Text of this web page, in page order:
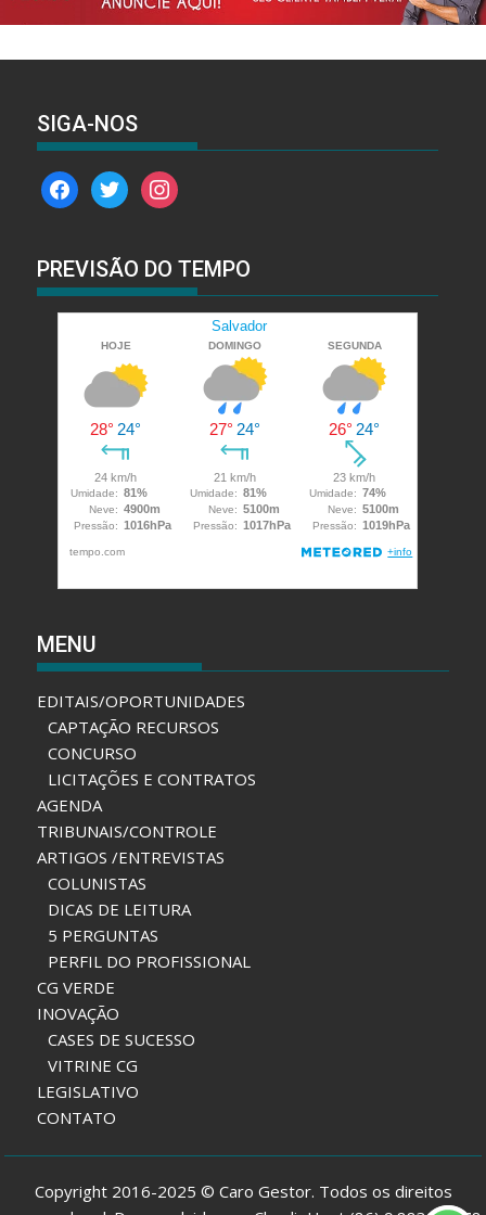
SIGA-NOS
facebooktwitterinstagram
PREVISÃO DO TEMPO
MENU
EDITAIS/OPORTUNIDADES
CAPTAÇÃO RECURSOS
CONCURSO
LICITAÇÕES E CONTRATOS
AGENDA
TRIBUNAIS/CONTROLE
ARTIGOS /ENTREVISTAS
COLUNISTAS
DICAS DE LEITURA
5 PERGUNTAS
PERFIL DO PROFISSIONAL
CG VERDE
INOVAÇÃO
CASES DE SUCESSO
VITRINE CG
LEGISLATIVO
CONTATO
Copyright 2016-2025 © Caro Gestor. Todos os direitos